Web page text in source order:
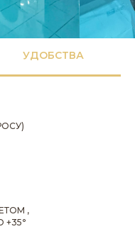
УДОБСТВА
,
+35°